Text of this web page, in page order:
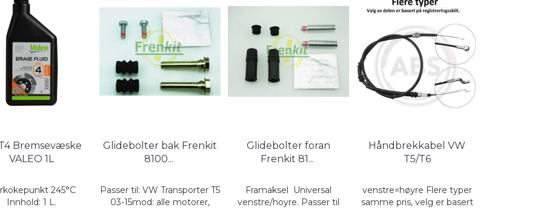
Bremsevæske
VALEO 1L
245°C
Innhold: 1 L.
Glidebolter bak Frenkit
8100...
Passer til: VW Transporter T5
03-15mod: alle motorer,
Glidebolter foran
Frenkit 81...
Framaksel Universal
venstre/hoyre. Passer til
Håndbrekkabel VW
T5/T6
venstre=høyre Flere typer
samme pris, velg er basert